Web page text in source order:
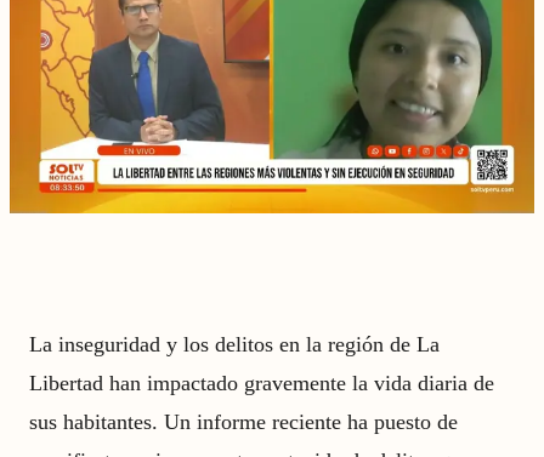
La inseguridad y los delitos en la región de La
Libertad han impactado gravemente la vida diaria de
sus habitantes. Un informe reciente ha puesto de